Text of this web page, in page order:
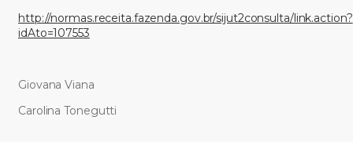
http://normas.receita.fazenda.gov.br/sijut2consulta/link.action?
idAto=107553
Giovana Viana
Carolina Tonegutti